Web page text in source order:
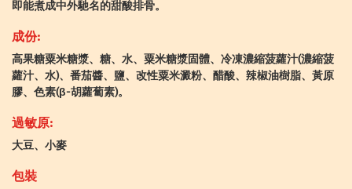
即能煮成中外馳名的甜酸排骨。
成份:
高果糖粟米糖漿、糖、水、粟米糖漿固體、冷凍濃縮菠蘿汁(濃縮菠
蘿汁、水)、番茄醬、鹽、改性粟米澱粉、醋酸、辣椒油樹脂、黃原
膠、色素(β-胡蘿蔔素)。
過敏原:
大豆、小麥
包裝